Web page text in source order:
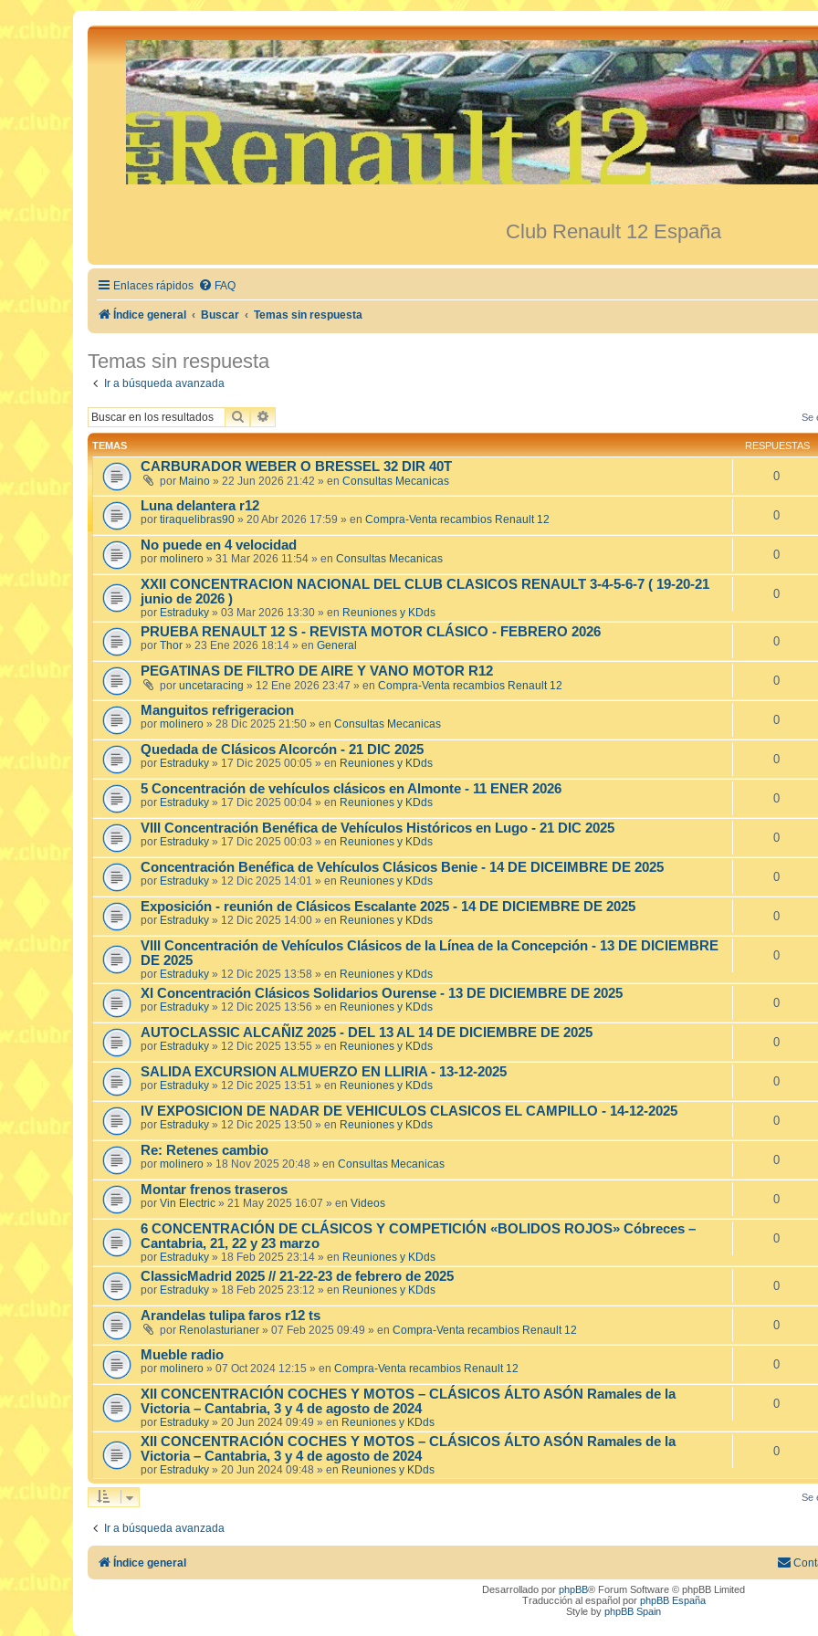
Club Renault 12 España
Enlaces rápidos FAQ
Índice general Buscar Temas sin respuesta
Temas sin respuesta
Ir a búsqueda avanzada
BUSCARBÚSQUEDA AVANZADA Se
TEMAS RESPUESTAS
CARBURADOR WEBER O BRESSEL 32 DIR 40T
por Maino » 22 Jun 2026 21:42 » en Consultas Mecanicas 0
Luna delantera r12
por tiraquelibras90 » 20 Abr 2026 17:59 » en Compra-Venta recambios Renault 12 0
No puede en 4 velocidad
por molinero » 31 Mar 2026 11:54 » en Consultas Mecanicas 0
XXII CONCENTRACION NACIONAL DEL CLUB CLASICOS RENAULT 3-4-5-6-7 ( 19-20-21
junio de 2026 )
por Estraduky » 03 Mar 2026 13:30 » en Reuniones y KDds
0
PRUEBA RENAULT 12 S - REVISTA MOTOR CLÁSICO - FEBRERO 2026
por Thor » 23 Ene 2026 18:14 » en General 0
PEGATINAS DE FILTRO DE AIRE Y VANO MOTOR R12
por uncetaracing » 12 Ene 2026 23:47 » en Compra-Venta recambios Renault 12 0
Manguitos refrigeracion
por molinero » 28 Dic 2025 21:50 » en Consultas Mecanicas 0
Quedada de Clásicos Alcorcón - 21 DIC 2025
por Estraduky » 17 Dic 2025 00:05 » en Reuniones y KDds 0
5 Concentración de vehículos clásicos en Almonte - 11 ENER 2026
por Estraduky » 17 Dic 2025 00:04 » en Reuniones y KDds 0
VIII Concentración Benéfica de Vehículos Históricos en Lugo - 21 DIC 2025
por Estraduky » 17 Dic 2025 00:03 » en Reuniones y KDds 0
Concentración Benéfica de Vehículos Clásicos Benie - 14 DE DICEIMBRE DE 2025
por Estraduky » 12 Dic 2025 14:01 » en Reuniones y KDds 0
Exposición - reunión de Clásicos Escalante 2025 - 14 DE DICIEMBRE DE 2025
por Estraduky » 12 Dic 2025 14:00 » en Reuniones y KDds 0
VIII Concentración de Vehículos Clásicos de la Línea de la Concepción - 13 DE DICIEMBRE
DE 2025
por Estraduky » 12 Dic 2025 13:58 » en Reuniones y KDds
0
XI Concentración Clásicos Solidarios Ourense - 13 DE DICIEMBRE DE 2025
por Estraduky » 12 Dic 2025 13:56 » en Reuniones y KDds 0
AUTOCLASSIC ALCAÑIZ 2025 - DEL 13 AL 14 DE DICIEMBRE DE 2025
por Estraduky » 12 Dic 2025 13:55 » en Reuniones y KDds 0
SALIDA EXCURSION ALMUERZO EN LLIRIA - 13-12-2025
por Estraduky » 12 Dic 2025 13:51 » en Reuniones y KDds 0
IV EXPOSICION DE NADAR DE VEHICULOS CLASICOS EL CAMPILLO - 14-12-2025
por Estraduky » 12 Dic 2025 13:50 » en Reuniones y KDds 0
Re: Retenes cambio
por molinero » 18 Nov 2025 20:48 » en Consultas Mecanicas 0
Montar frenos traseros
por Vin Electric » 21 May 2025 16:07 » en Videos 0
6 CONCENTRACIÓN DE CLÁSICOS Y COMPETICIÓN «BOLIDOS ROJOS» Cóbreces –
Cantabria, 21, 22 y 23 marzo
por Estraduky » 18 Feb 2025 23:14 » en Reuniones y KDds
0
ClassicMadrid 2025 // 21-22-23 de febrero de 2025
por Estraduky » 18 Feb 2025 23:12 » en Reuniones y KDds 0
Arandelas tulipa faros r12 ts
por Renolasturianer » 07 Feb 2025 09:49 » en Compra-Venta recambios Renault 12 0
Mueble radio
por molinero » 07 Oct 2024 12:15 » en Compra-Venta recambios Renault 12 0
XII CONCENTRACIÓN COCHES Y MOTOS – CLÁSICOS ÁLTO ASÓN Ramales de la
Victoria – Cantabria, 3 y 4 de agosto de 2024
por Estraduky » 20 Jun 2024 09:49 » en Reuniones y KDds
0
XII CONCENTRACIÓN COCHES Y MOTOS – CLÁSICOS ÁLTO ASÓN Ramales de la
Victoria – Cantabria, 3 y 4 de agosto de 2024
por Estraduky » 20 Jun 2024 09:48 » en Reuniones y KDds
0
Se
Ir a búsqueda avanzada
Índice general
Desarrollado por phpBB® Forum Software © phpBB Limited
Traducción al español por phpBB España
Style by phpBB Spain